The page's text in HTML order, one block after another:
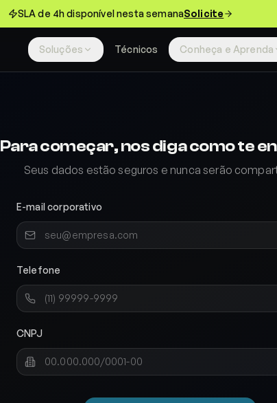
SLA de 4h disponível nesta semanaSolicite
Soluções Técnicos Conheça e Aprenda
Para começar, nos diga como te
Seus dados estão seguros e nunca serão
E-mail corporativo
Telefone
CNPJ